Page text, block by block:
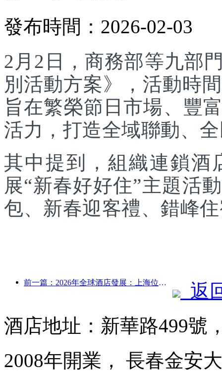
發布時間：2026-02-03
2月2日，商務部等九部
別活動方案》，活動時
旨在繁榮節日市場、豐
活力，打造全域聯動、
其中提到，組織連鎖酒
展“新春好好住”主題活
包、新春迎客禮、錯峰
前一篇：2026年全球酒店發展：上海位居客房新增量榜首
返
酒店地址：新華路499號
2008年開業， 長春金